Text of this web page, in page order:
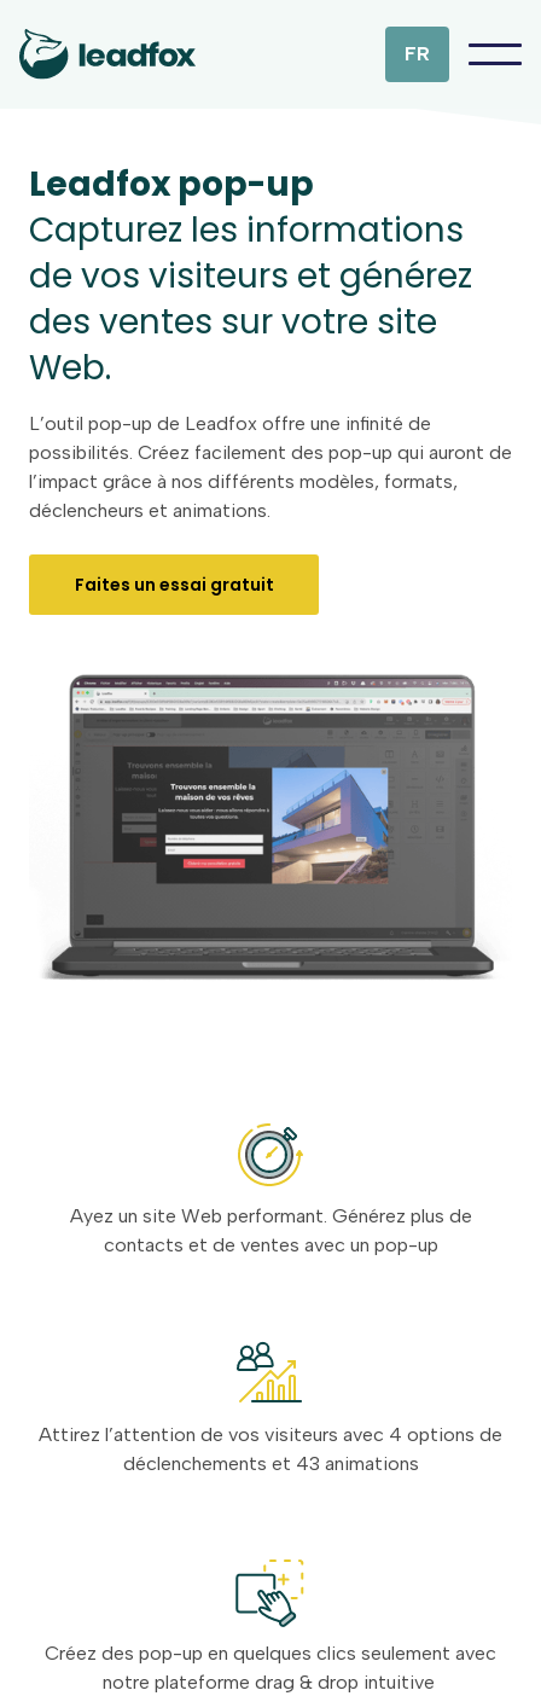
FR
Leadfox pop-up
Capturez les informations
de vos visiteurs et générez
des ventes sur votre site
Web.
L’outil pop-up de Leadfox offre une infinité de
possibilités. Créez facilement des pop-up qui auront de
l’impact grâce à nos différents modèles, formats,
déclencheurs et animations.
Faites un essai gratuit
Ayez un site Web performant. Générez plus de
contacts et de ventes avec un pop-up
Attirez l’attention de vos visiteurs avec 4 options de
déclenchements et 43 animations
Créez des pop-up en quelques clics seulement avec
notre plateforme drag & drop intuitive